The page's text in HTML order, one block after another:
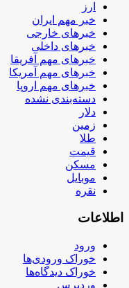
ارز
خبر مهم ایران
خبرهای خارجی
خبرهای داخلی
خبرهای مهم آفریقا
خبرهای مهم آمریکا
خبرهای مهم اروپا
دسته‌بندی نشده
دلار
زمین
طلا
قیمت
مسکن
موبایل
نقره
اطلاعات
ورود
خوراک ورودی‌ها
خوراک دیدگاه‌ها
وردپرس